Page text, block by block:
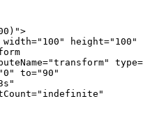
>
width="100" height="100"
"transform"
type=
"0" to="90"
"indefinite"